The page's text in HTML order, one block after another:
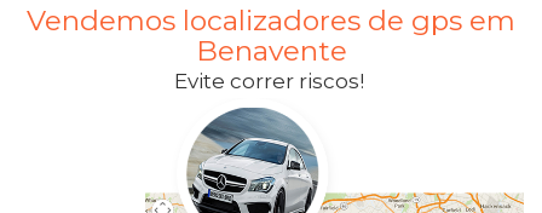
Vendemos localizadores de gps em
Benavente
Evite correr riscos!